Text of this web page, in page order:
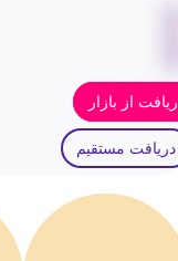
از بازار
دریافت مستقیم